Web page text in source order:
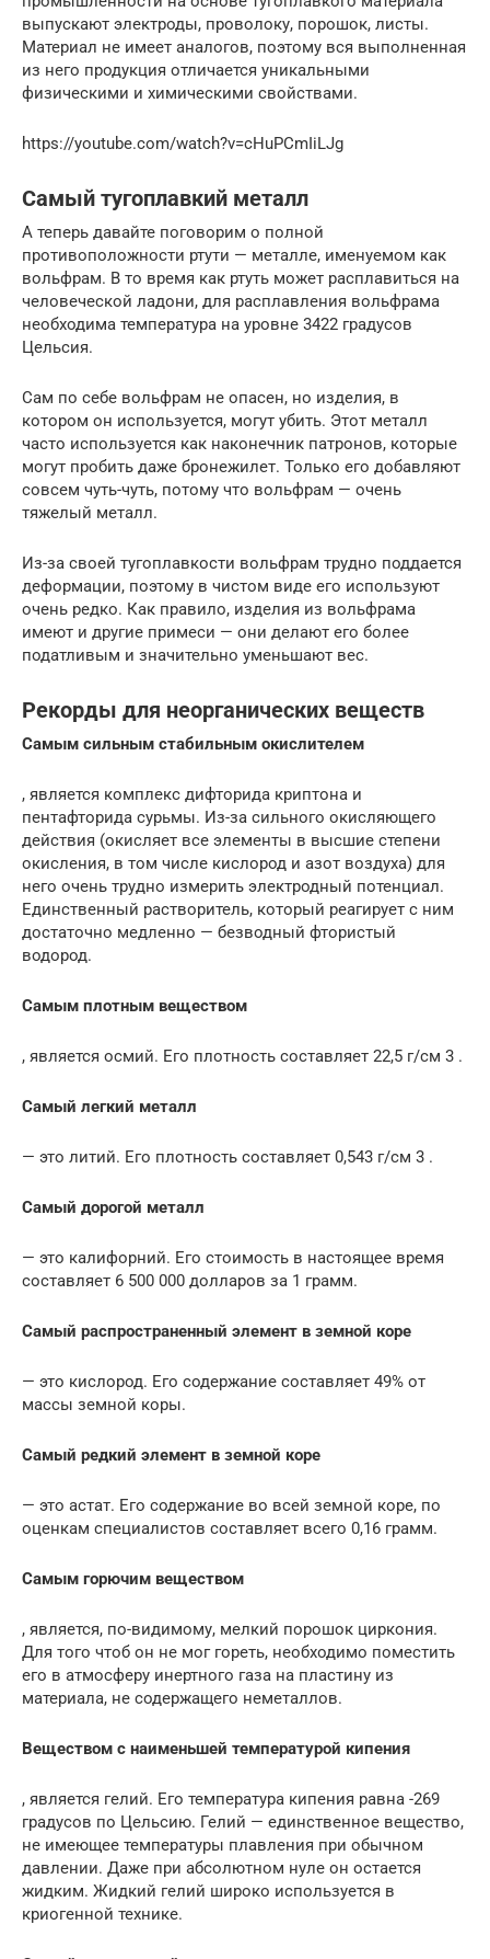
выпускают электроды, проволоку, порошок, листы.
Материал не имеет аналогов, поэтому вся выполненная
из него продукция отличается уникальными
физическими и химическими свойствами.
https://youtube.com/watch?v=cHuPCmIiLJg
Самый тугоплавкий металл
А теперь давайте поговорим о полной
противоположности ртути — металле, именуемом как
вольфрам. В то время как ртуть может расплавиться на
человеческой ладони, для расплавления вольфрама
необходима температура на уровне 3422 градусов
Цельсия.
Сам по себе вольфрам не опасен, но изделия, в
котором он используется, могут убить. Этот металл
часто используется как наконечник патронов, которые
могут пробить даже бронежилет. Только его добавляют
совсем чуть-чуть, потому что вольфрам — очень
тяжелый металл.
Из-за своей тугоплавкости вольфрам трудно поддается
деформации, поэтому в чистом виде его используют
очень редко. Как правило, изделия из вольфрама
имеют и другие примеси — они делают его более
податливым и значительно уменьшают вес.
Рекорды для неорганических веществ
Самым сильным стабильным окислителем
, является комплекс дифторида криптона и
пентафторида сурьмы. Из-за сильного окисляющего
действия (окисляет все элементы в высшие степени
окисления, в том числе кислород и азот воздуха) для
него очень трудно измерить электродный потенциал.
Единственный растворитель, который реагирует с ним
достаточно медленно — безводный фтористый
водород.
Самым плотным веществом
, является осмий. Его плотность составляет 22,5 г/см 3 .
Самый легкий металл
— это литий. Его плотность составляет 0,543 г/см 3 .
Самый дорогой металл
— это калифорний. Его стоимость в настоящее время
составляет 6 500 000 долларов за 1 грамм.
Самый распространенный элемент в земной коре
— это кислород. Его содержание составляет 49% от
массы земной коры.
Самый редкий элемент в земной коре
— это астат. Его содержание во всей земной коре, по
оценкам специалистов составляет всего 0,16 грамм.
Самым горючим веществом
, является, по-видимому, мелкий порошок циркония.
Для того чтоб он не мог гореть, необходимо поместить
его в атмосферу инертного газа на пластину из
материала, не содержащего неметаллов.
Веществом с наименьшей температурой кипения
, является гелий. Его температура кипения равна -269
градусов по Цельсию. Гелий — единственное вещество,
не имеющее температуры плавления при обычном
давлении. Даже при абсолютном нуле он остается
жидким. Жидкий гелий широко используется в
криогенной технике.